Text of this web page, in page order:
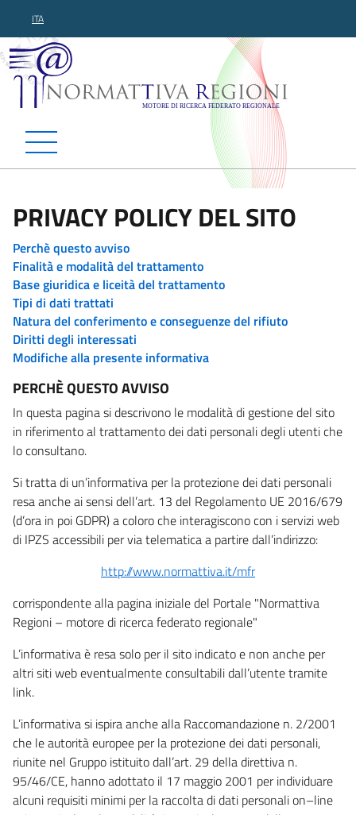
ITA
Normattiva Regioni -
PRIVACY POLICY DEL SITO
Perchè questo avviso
Finalità e modalità del trattamento
Base giuridica e liceità del trattamento
Tipi di dati trattati
Natura del conferimento e conseguenze del rifiuto
Diritti degli interessati
Modifiche alla presente informativa
PERCHÈ QUESTO AVVISO
In questa pagina si descrivono le modalità di gestione del sito
in riferimento al trattamento dei dati personali degli utenti che
lo consultano.
Si tratta di un’informativa per la protezione dei dati personali
resa anche ai sensi dell’art. 13 del Regolamento UE 2016/679
(d’ora in poi GDPR) a coloro che interagiscono con i servizi web
di IPZS accessibili per via telematica a partire dall’indirizzo:
http://www.normattiva.it/mfr
corrispondente alla pagina iniziale del Portale "Normattiva
Regioni – motore di ricerca federato regionale"
L’informativa è resa solo per il sito indicato e non anche per
altri siti web eventualmente consultabili dall’utente tramite
link.
L’informativa si ispira anche alla Raccomandazione n. 2/2001
che le autorità europee per la protezione dei dati personali,
riunite nel Gruppo istituito dall’art. 29 della direttiva n.
95/46/CE, hanno adottato il 17 maggio 2001 per individuare
alcuni requisiti minimi per la raccolta di dati personali on–line